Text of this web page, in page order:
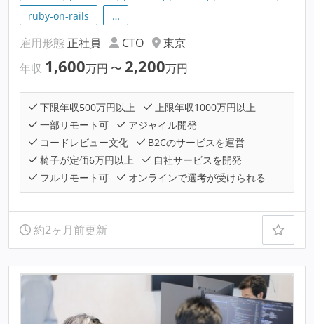
ruby-on-rails
…
雇用形態 正社員 CTO
東京
年収 1,600万円 〜 2,200万円
下限年収500万円以上
上限年収1000万円以上
一部リモート可
アジャイル開発
コードレビュー文化
B2Cのサービスを運営
椅子が定価6万円以上
自社サービスを開発
フルリモート可
オンラインで選考が受けられる
約2ヶ月前更新